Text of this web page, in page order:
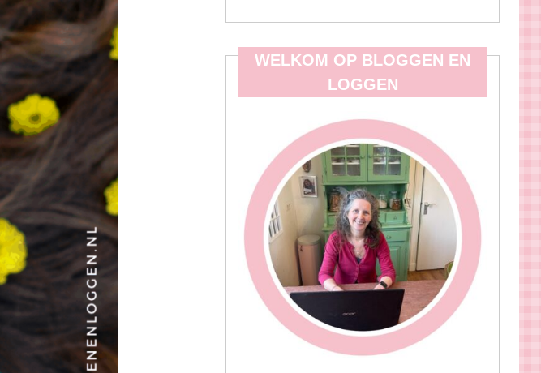
WELKOM OP BLOGGEN EN
LOGGEN